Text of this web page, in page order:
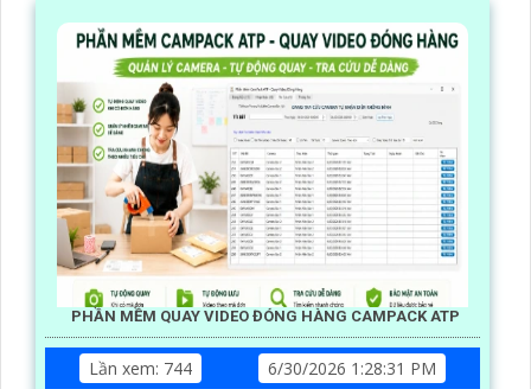
PHẦN MỀM QUAY VIDEO ĐÓNG HÀNG CAMPACK ATP
Lần xem: 744
6/30/2026 1:28:31 PM